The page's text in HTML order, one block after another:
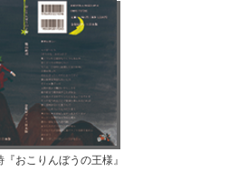
おこりんぼうの王様』